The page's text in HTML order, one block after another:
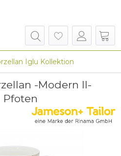
Iglu Kollektion
-Modern II-
Pfoten